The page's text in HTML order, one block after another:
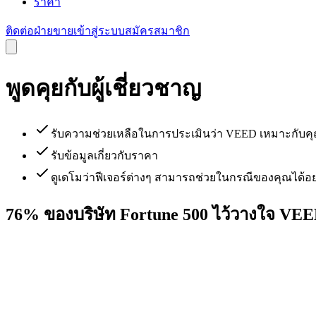
ติดต่อฝ่ายขายเข้าสู่ระบบสมัครสมาชิก
พูดคุยกับผู้เชี่ยวชาญ
รับความช่วยเหลือในการประเมินว่า VEED เหมาะกับ
รับข้อมูลเกี่ยวกับราคา
ดูเดโมว่าฟีเจอร์ต่างๆ สามารถช่วยในกรณีของคุณได้อ
76% ของบริษัท Fortune 500 ไว้วางใจ